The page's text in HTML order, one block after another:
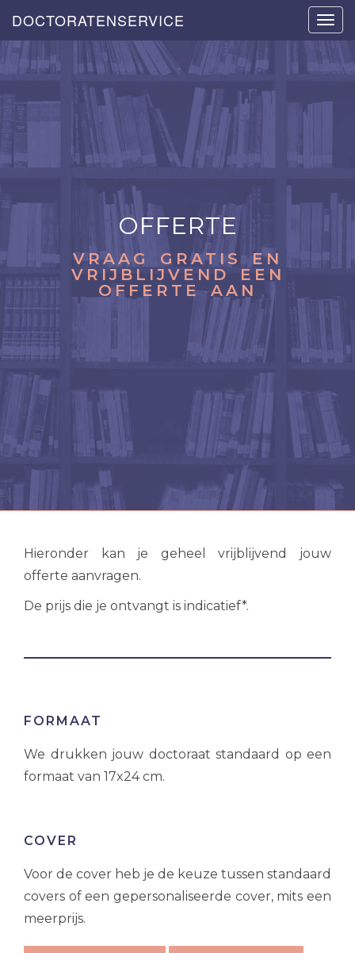
DOCTORATENSERVICE
OFFERTE
VRAAG GRATIS EN
VRIJBLIJVEND EEN
OFFERTE AAN
Hieronder kan je geheel vrijblijvend jouw
offerte aanvragen.
De prijs die je ontvangt is indicatief*.
FORMAAT
We drukken jouw doctoraat standaard op een
formaat van 17x24 cm.
COVER
Voor de cover heb je de keuze tussen standaard
covers of een gepersonaliseerde cover, mits een
meerprijs.